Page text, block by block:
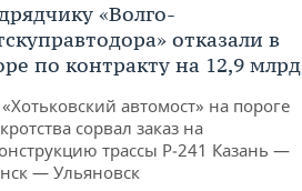
«Волго-
отказали в
по контракту на 12,9 млрд
автомост» на пороге
сорвал заказ на
трассы Р‑241 Казань —
— Ульяновск